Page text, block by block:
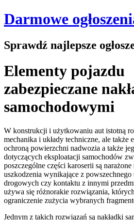
Darmowe
Sprawdź najlepsze
Elementy pojazdu
zabezpieczane
samochodowymi
W konstrukcji i użytkowaniu aut istotną
mechanika i układy techniczne, ale także
ochroną powierzchni nadwozia a także
dotyczących eksploatacji samochodów
poszczególne części karoserii są
uszkodzenia wynikające z
drogowych czy kontaktu z innymi
używa się różnorakie rozwiązania,
ograniczenie zużycia wybranych
Jednym z takich rozwiązań są nakładki